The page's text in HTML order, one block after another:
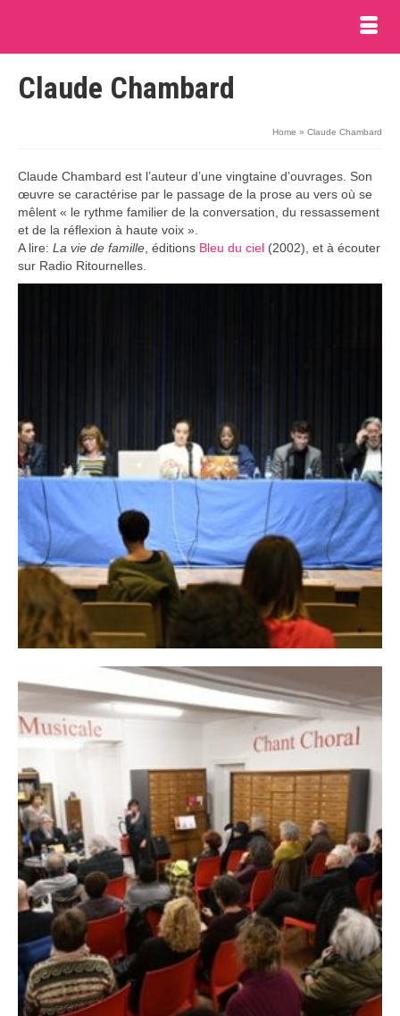
Claude Chambard
Home » Claude Chambard
Claude Chambard est l’auteur d’une vingtaine d’ouvrages. Son
œuvre se caractérise par le passage de la prose au vers où se
mêlent « le rythme familier de la conversation, du ressassement
et de la réflexion à haute voix ».
A lire: La vie de famille , éditions Bleu du ciel (2002), et à écouter
sur Radio Ritournelles.